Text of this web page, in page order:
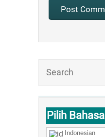
Pilih Bahasa
Indonesian